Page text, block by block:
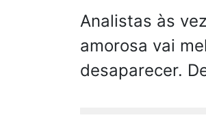
Analistas às
amorosa vai
desaparecer.